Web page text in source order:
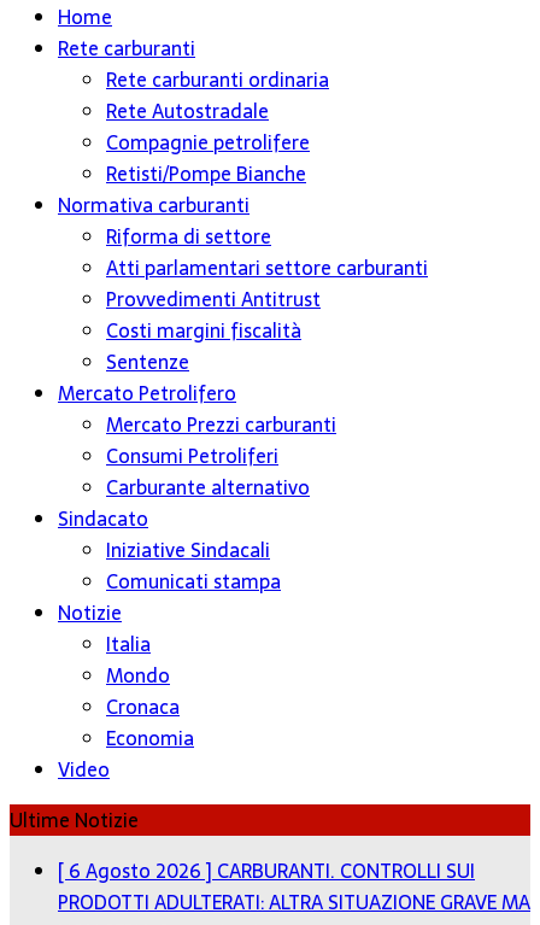
Home
Rete carburanti
Rete carburanti ordinaria
Rete Autostradale
Compagnie petrolifere
Retisti/Pompe Bianche
Normativa carburanti
Riforma di settore
Atti parlamentari settore carburanti
Provvedimenti Antitrust
Costi margini fiscalità
Sentenze
Mercato Petrolifero
Mercato Prezzi carburanti
Consumi Petroliferi
Carburante alternativo
Sindacato
Iniziative Sindacali
Comunicati stampa
Notizie
Italia
Mondo
Cronaca
Economia
Video
Ultime Notizie
[ 6 Agosto 2026 ] CARBURANTI. CONTROLLI SUI
PRODOTTI ADULTERATI: ALTRA SITUAZIONE GRAVE MA